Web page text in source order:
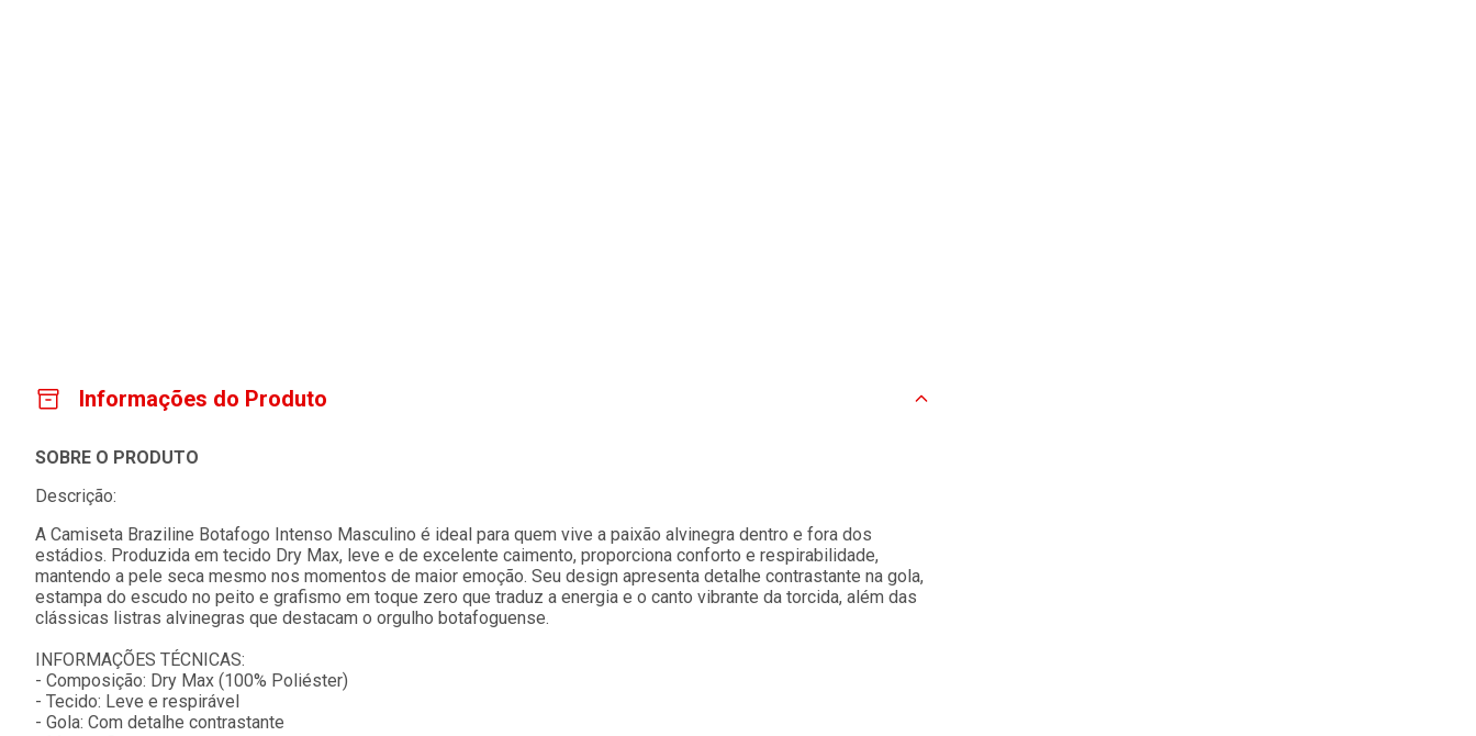
Informações do Produto
SOBRE O PRODUTO
Descrição:
A Camiseta Braziline Botafogo Intenso Masculino é ideal para quem vive a paixão alvinegra dentro e fora dos
estádios. Produzida em tecido Dry Max, leve e de excelente caimento, proporciona conforto e respirabilidade,
mantendo a pele seca mesmo nos momentos de maior emoção. Seu design apresenta detalhe contrastante na gola,
estampa do escudo no peito e grafismo em toque zero que traduz a energia e o canto vibrante da torcida, além das
clássicas listras alvinegras que destacam o orgulho botafoguense.
INFORMAÇÕES TÉCNICAS:
- Composição: Dry Max (100% Poliéster)
- Tecido: Leve e respirável
- Gola: Com detalhe contrastante